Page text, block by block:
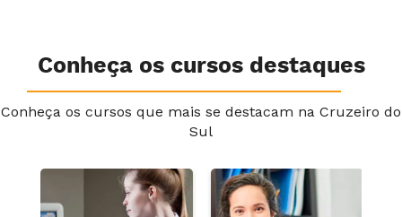
Conheça os cursos destaques
Conheça os cursos que mais se destacam na Cruzeiro do
Sul